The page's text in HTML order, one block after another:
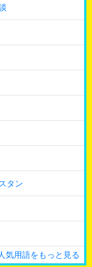
タン
気用語をもっと見る